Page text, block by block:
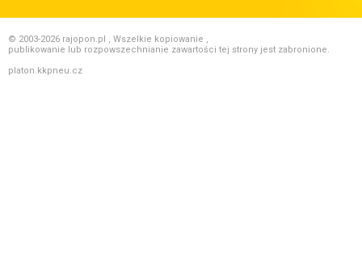
© 2003-2026 rajopon.pl , Wszelkie kopiowanie ,
publikowanie lub rozpowszechnianie zawartości tej strony jest zabronione.
platon.kkpneu.cz